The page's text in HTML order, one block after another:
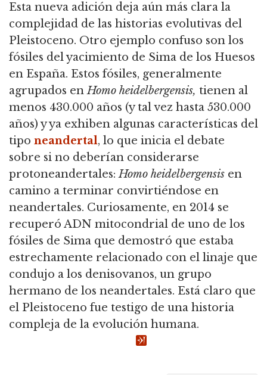
Esta nueva adición deja aún más clara la
complejidad de las historias evolutivas del
Pleistoceno. Otro ejemplo confuso son los
fósiles del yacimiento de Sima de los Huesos
en España. Estos fósiles, generalmente
agrupados enHomo heidelbergensis, tienen al
menos 430.000 años (y tal vez hasta 530.000
años) y ya exhiben algunas características del
tipo neandertal, lo que inicia el debate
sobre si no deberían considerarse
protoneandertales:Homo heidelbergensis en
camino a terminar convirtiéndose en
neandertales. Curiosamente, en 2014 se
recuperó ADN mitocondrial de uno de los
fósiles de Sima que demostró que estaba
estrechamente relacionado con el linaje que
condujo a los denisovanos, un grupo
hermano de los neandertales. Está claro que
el Pleistoceno fue testigo de una historia
compleja de la evolución humana.